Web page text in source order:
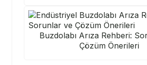
Buzdolabı Arıza Rehberi:
Çözüm Önerileri